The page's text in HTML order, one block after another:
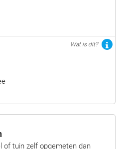
Wat is dit?
of tuin zelf opgemeten dan